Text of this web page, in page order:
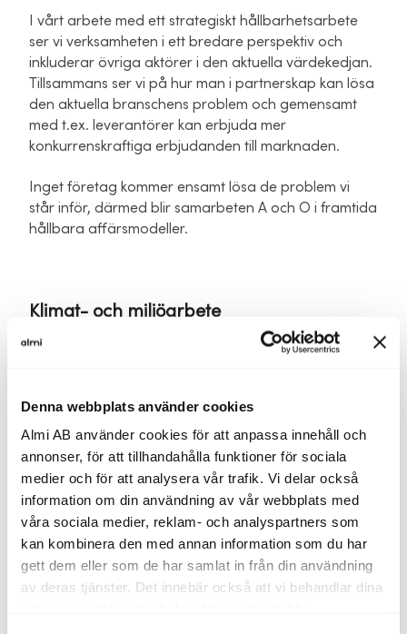
Denna webbplats använder cookies
Almi AB använder cookies för att anpassa innehåll och
annonser, för att tillhandahålla funktioner för sociala
medier och för att analysera vår trafik. Vi delar också
information om din användning av vår webbplats med
våra sociala medier, reklam- och analyspartners som
kan kombinera den med annan information som du har
gett dem eller som de har samlat in från din användning
av deras tjänster. Det innebär också att vi behandlar dina
I vårt arbete med ett strategiskt hållbarhetsarbete
ser vi verksamheten i ett bredare perspektiv och
inkluderar övriga aktörer i den aktuella värdekedjan.
Tillsammans ser vi på hur man i partnerskap kan lösa
den aktuella branschens problem och gemensamt
med t.ex. leverantörer kan erbjuda mer
konkurrenskraftiga erbjudanden till marknaden.
Inget företag kommer ensamt lösa de problem vi
står inför, därmed blir samarbeten A och O i framtida
hållbara affärsmodeller.
Klimat- och miljöarbete
Med en av världens tuffaste miljölagstiftningar har i
Nu står vi dock inför en rad nya utmaningar som
involverar klimatkris, stora bekymmer med biologiskt
mångfald och mikroplaster som sprids etc. Dessa
ämnen har i många fall inte hanterats tidigare och
många företag identifierar därför sitt avtryck och hur
de, genom att ställa om sin verksamhet, kan bli en del
av lösningen istället för att vara en del av problemet.